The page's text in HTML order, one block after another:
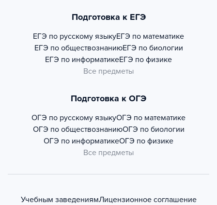
Подготовка к ЕГЭ
ЕГЭ по русскому языкуЕГЭ по математике
ЕГЭ по обществознаниюЕГЭ по биологии
ЕГЭ по информатикеЕГЭ по физике
Все предметы
Подготовка к ОГЭ
ОГЭ по русскому языкуОГЭ по математике
ОГЭ по обществознаниюОГЭ по биологии
ОГЭ по информатикеОГЭ по физике
Все предметы
Учебным заведениямЛицензионное соглашение